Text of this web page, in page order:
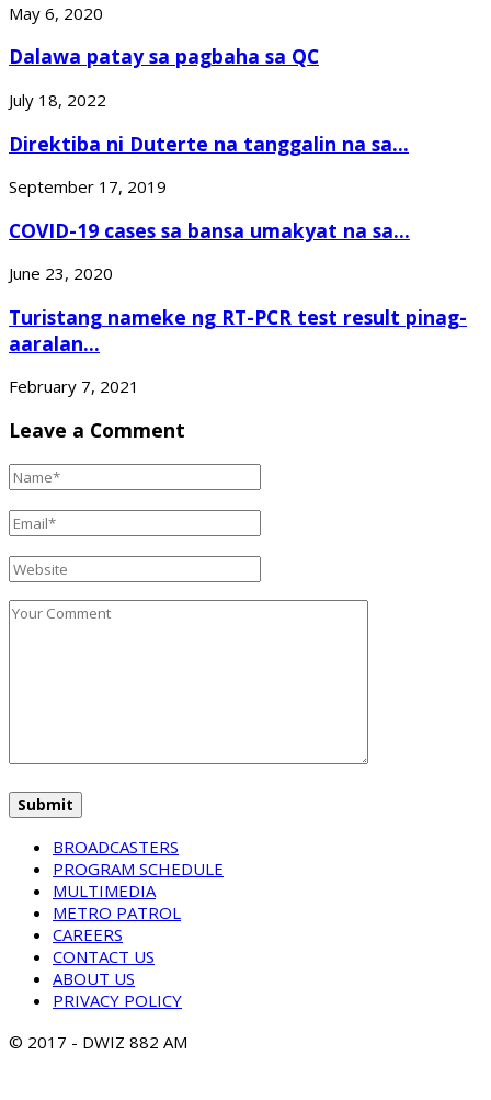
May 6, 2020
Dalawa patay sa pagbaha sa QC
July 18, 2022
Direktiba ni Duterte na tanggalin na sa...
September 17, 2019
COVID-19 cases sa bansa umakyat na sa...
June 23, 2020
Turistang nameke ng RT-PCR test result pinag-
aaralan...
February 7, 2021
Leave a Comment
BROADCASTERS
PROGRAM SCHEDULE
MULTIMEDIA
METRO PATROL
CAREERS
CONTACT US
ABOUT US
PRIVACY POLICY
© 2017 - DWIZ 882 AM